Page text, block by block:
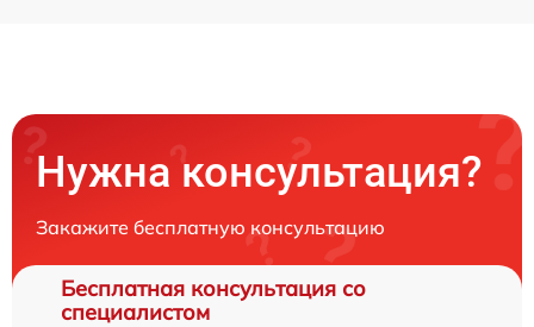
Нужна консультация?
Закажите бесплатную консультацию
Бесплатная консультация со
специалистом